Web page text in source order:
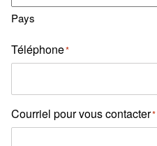
Pays
Téléphone*
Courriel pour vous contacter*